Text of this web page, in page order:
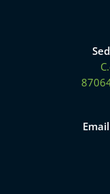
Email